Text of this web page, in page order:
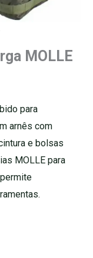
MOLLE
para
arnês com
e bolsas
MOLLE para